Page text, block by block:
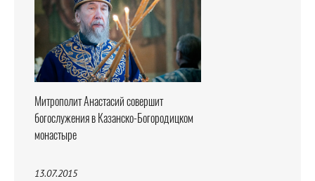
Митрополит Анастасий совершит
богослужения в Казанско-Богородицком
монастыре
13.07.2015